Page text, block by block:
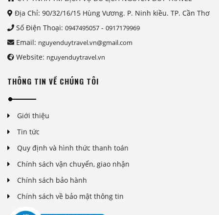
Địa Chỉ: 90/32/16/15 Hùng Vương. P. Ninh kiều. TP. Cần Thơ
Số Điện Thoại: 0947495057 - 0917179969
Email: nguyenduytravel.vn@gmail.com
Website: nguyenduytravel.vn
THÔNG TIN VỀ CHÚNG TÔI
Giới thiệu
Tin tức
Quy định và hình thức thanh toán
Chính sách vận chuyển, giao nhận
Chính sách bảo hành
Chính sách về bảo mật thông tin